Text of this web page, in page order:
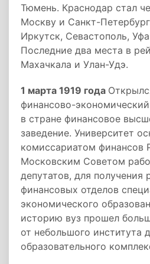
Тюмень. Краснодар стал
Москву и Санкт-
Иркутск, Севастополь,
Последние два места в
Махачкала и Улан-Удэ.
1 марта 1919 года
финансово-
в стране финансовое
заведение. Университет
комиссариатом
Московским Советом
депутатов, для получения
финансовых отделов
экономического
историю вуз прошел
от небольшого института
образовательного